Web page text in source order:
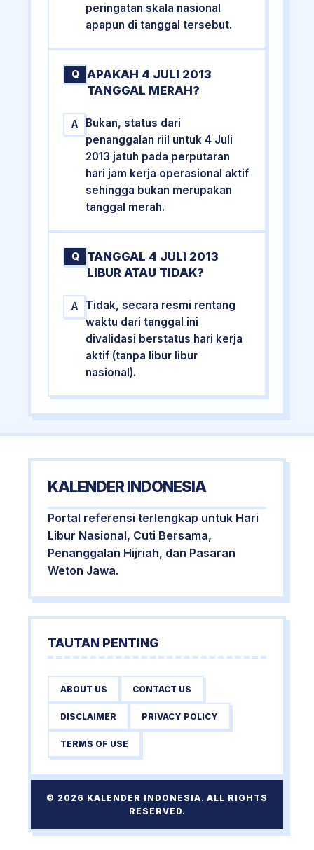
peringatan skala nasional
apapun di tanggal tersebut.
Q
APAKAH 4 JULI 2013
TANGGAL MERAH?
A
Bukan, status dari
penanggalan riil untuk 4 Juli
2013 jatuh pada perputaran
hari jam kerja operasional aktif
sehingga bukan merupakan
tanggal merah.
Q
TANGGAL 4 JULI 2013
LIBUR ATAU TIDAK?
A
Tidak, secara resmi rentang
waktu dari tanggal ini
divalidasi berstatus hari kerja
aktif (tanpa libur libur
nasional).
KALENDER INDONESIA
Portal referensi terlengkap untuk Hari
Libur Nasional, Cuti Bersama,
Penanggalan Hijriah, dan Pasaran
Weton Jawa.
TAUTAN PENTING
ABOUT US CONTACT US
DISCLAIMER PRIVACY POLICY
TERMS OF USE
© 2026 KALENDER INDONESIA. ALL RIGHTS
RESERVED.